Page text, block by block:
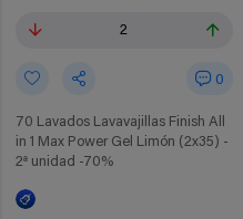
2
0
70 Lavados Lavavajillas Finish All
in 1 Max Power Gel Limón (2x35) -
2ª unidad -70%